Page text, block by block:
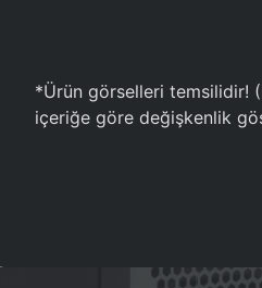
*Ürün görselleri temsilidir!
içeriğe göre değişkenlik